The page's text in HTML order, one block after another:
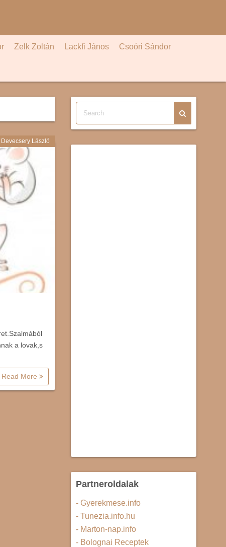
Zelk Zoltán Lackfi János Csoóri Sándor
Devecsery László
a lovak,s
Read More
Partneroldalak
- Gyerekmese.info
- Tunezia.info.hu
- Marton-nap.info
- Bolognai Receptek